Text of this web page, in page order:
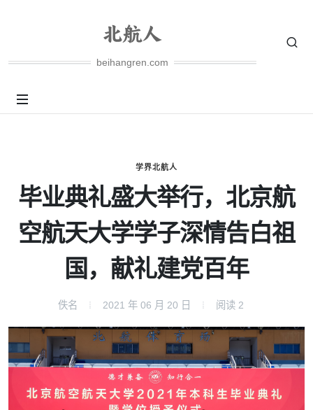
beihangren.com
学界北航人
毕业典礼盛大举行，北京航
空航天大学学子深情告白祖
国，献礼建党百年
佚名 2021 年 06 月 20 日 阅读 2